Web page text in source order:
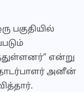
பகுதியில்
என்று
அனீன்